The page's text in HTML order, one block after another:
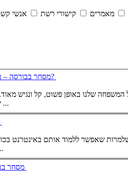
מאמרים קישורי רשת אנשי
מסחר בבורסה – באיזה גיל כדאי להתחיל לסחור בבורסה?
שלנו באופן פשוט, קל ונגיש
יכולים להכפיל ולשלש את הכסף שלנו וכך ...
שאפשר ללמוד אותם באינטרנט